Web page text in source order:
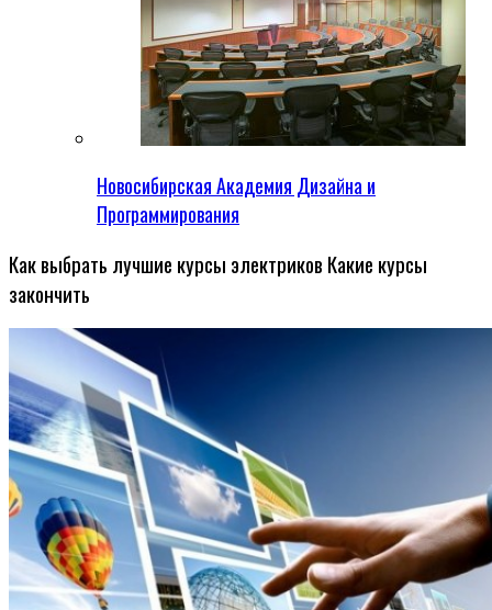
Новосибирская Академия Дизайна и
Программирования
Как выбрать лучшие курсы электриков Какие курсы
закончить